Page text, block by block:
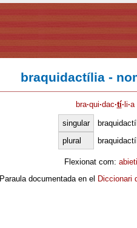
braquidactília -
bra·qui·dac·tí· li·a
singular
plural
Flexionat com:
Paraula documentada en el Diccionari